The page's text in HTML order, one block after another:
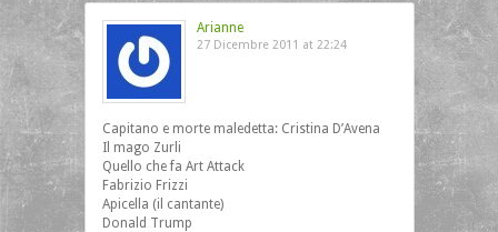
Arianne
27 Dicembre 2011 at 22:24
Capitano e morte maledetta: Cristina D’Avena
Il mago Zurli
Quello che fa Art Attack
Fabrizio Frizzi
Apicella (il cantante)
Donald Trump